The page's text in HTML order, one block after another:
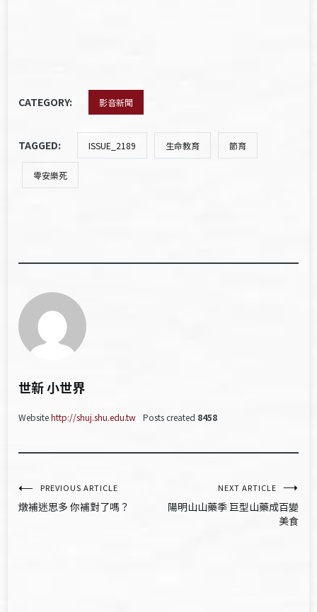
CATEGORY: 影音新聞
TAGGED: ISSUE_2189 生命教育 節育
零安樂死
世新 小世界
Websitehttp://shuj.shu.edu.tw Posts created 8458
文
章
PREVIOUS ARTICLE
燉補迷思多 你補對了嗎？
NEXT ARTICLE
陽明山山藥季 巨型山藥成百變
美食